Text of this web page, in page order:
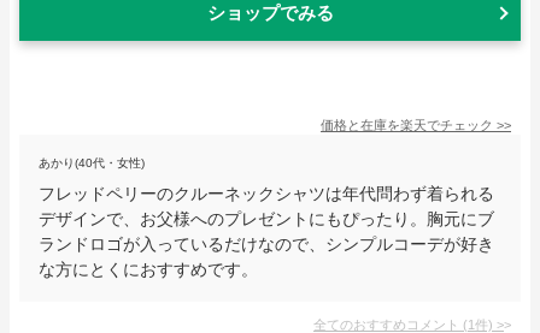
ショップでみる
価格と在庫を楽天でチェック >>
あかり(40代・女性)
フレッドペリーのクルーネックシャツは年代問わず着られる
デザインで、お父様へのプレゼントにもぴったり。胸元にブ
ランドロゴが入っているだけなので、シンプルコーデが好き
な方にとくにおすすめです。
全てのおすすめコメント (1件) >